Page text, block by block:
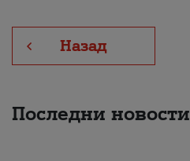
Назад
Последни новости